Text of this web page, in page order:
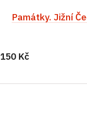
Památky. Jižní
150 Kč